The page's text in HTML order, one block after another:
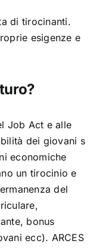
di tirocinanti.
esigenze e
Job Act e alle
dei giovani s
economiche
un tirocinio e
del
bonus
ecc). ARCES